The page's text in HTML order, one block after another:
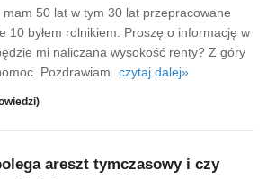
mam 50 lat w tym 30 lat przepracowane
10 byłem rolnikiem. Proszę o informację w
mi naliczana wysokość renty? Z góry
Pozdrawiam
czytaj dalej»
areszt tymczasowy i czy